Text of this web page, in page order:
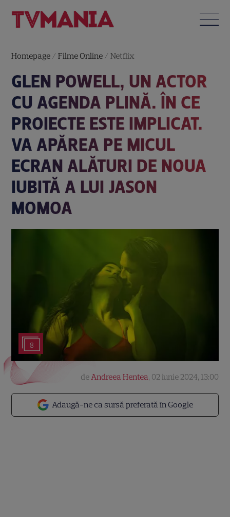
Homepage /Filme Online /Netflix
GLEN POWELL, UN ACTOR
CU AGENDA PLINĂ. ÎN CE
PROIECTE ESTE IMPLICAT.
VA APĂREA PE MICUL
ECRAN ALĂTURI DE NOUA
IUBITĂ A LUI JASON
MOMOA
8
Adaugă-ne ca sursă preferată în Google
deAndreea Hentea, 02 iunie 2024, 13:00